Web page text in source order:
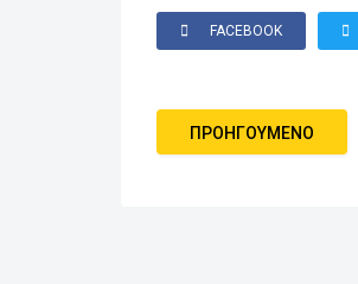
FACEBOOK
ΠΡΟΗΓΟΎΜΕΝΟ